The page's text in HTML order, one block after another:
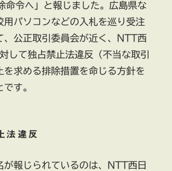
命令へ」と報じました。広島県な
用パソコンなどの入札を巡り受注
、公正取引委員会が近く、NTT西
して独占禁止法違反（不当な取引
を求める排除措置を命じる方針を
す。
法違反
が報じられているのは、NTT西日